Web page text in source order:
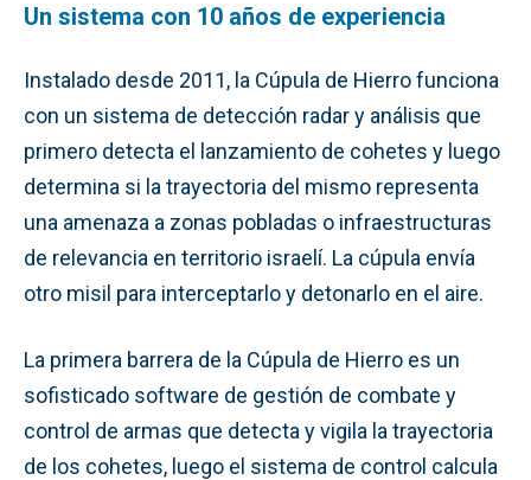
Un sistema con 10 años de experiencia
Instalado desde 2011, la Cúpula de Hierro funciona
con un sistema de detección radar y análisis que
primero detecta el lanzamiento de cohetes y luego
determina si la trayectoria del mismo representa
una amenaza a zonas pobladas o infraestructuras
de relevancia en territorio israelí. La cúpula envía
otro misil para interceptarlo y detonarlo en el aire.
La primera barrera de la Cúpula de Hierro es un
sofisticado software de gestión de combate y
control de armas que detecta y vigila la trayectoria
de los cohetes, luego el sistema de control calcula